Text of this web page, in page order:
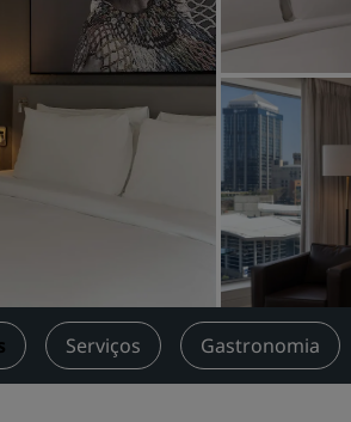
Serviços Gastronomia